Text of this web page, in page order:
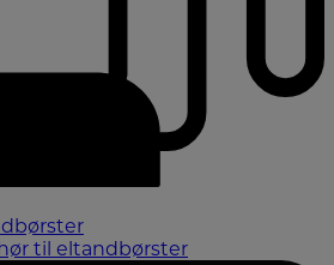
til eltandbørster